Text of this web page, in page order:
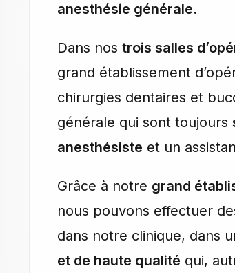
anesthésie générale.
Dans nos trois salles
grand établissement
chirurgies dentaires et
générale qui sont toujours
anesthésiste et un
Grâce à notre grand
nous pouvons effectuer
dans notre clinique, dans
et de haute qualité qui,